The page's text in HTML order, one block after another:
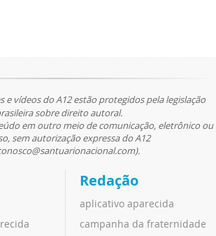
e vídeos do A12 estão protegidos pela legislação
sobre direito autoral.
em outro meio de comunicação, eletrônico ou
sem autorização expressa do A12
Redação
aplicativo aparecida
campanha da fraternidade